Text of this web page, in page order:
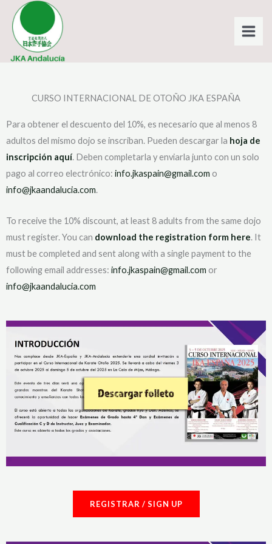
contenido
CURSO INTERNACIONAL DE OTOÑO JKA ESPAÑA
Para obtener el descuento del 10%, es necesario que al menos 8
adultos del mismo dojo se inscriban. Pueden descargar la hoja de
inscripción aquí. Deben completarla y enviarla junto con un solo
pago al correo electrónico: info.jkaspain@gmail.com o
info@jkaandalucia.com.
To receive the 10% discount, at least 8 adults from the same dojo
must register. You can download the registration form here. It
must be completed and sent along with a single payment to the
following email addresses: info.jkaspain@gmail.com or
info@jkaandalucia.com
REGISTRAR / SIGN UP